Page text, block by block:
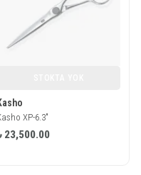
XP-6.3"
23,500.00